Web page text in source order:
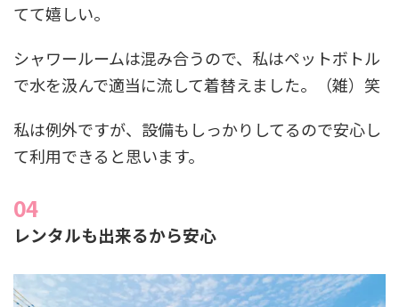
てて嬉しい。
シャワールームは混み合うので、私はペットボトル
で水を汲んで適当に流して着替えました。（雑）笑
私は例外ですが、設備もしっかりしてるので安心し
て利用できると思います。
レンタルも出来るから安心